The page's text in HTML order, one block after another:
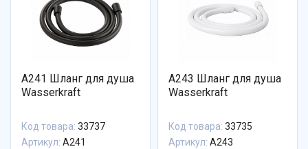
A241 Шланг для душа
Wasserkraft
Код товара: 33737
Артикул: A241
A243 Шланг для душа
Wasserkraft
Код товара: 33735
Артикул: A243